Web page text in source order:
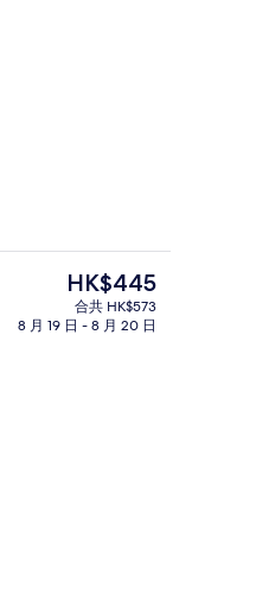
自助餐
現
價
HK$445
HK$445
合共 HK$573
8 月 19 日 - 8 月 20 日